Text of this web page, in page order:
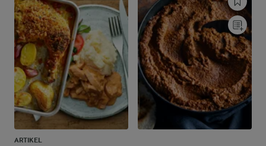
ARTIKEL